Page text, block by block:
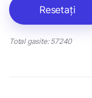
Resetați
Total gasite: 57240